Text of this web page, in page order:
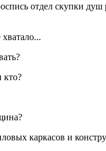
отдел скупки душ
кто?
каркасов и